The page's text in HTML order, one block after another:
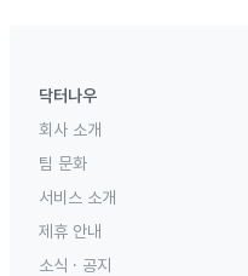
닥터나우
회사 소개
팀 문화
서비스 소개
제휴 안내
소식 · 공지